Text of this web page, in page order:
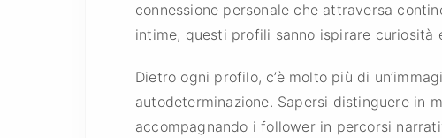
connessione personale che attraversa
intime, questi profili sanno ispirare curiosità
Dietro ogni profilo, c’è molto più di
autodeterminazione. Sapersi distinguere in
accompagnando i follower in percorsi